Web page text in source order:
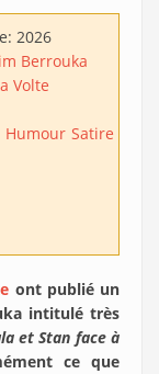
2026
Berrouka
Volte
Humour Satire
ont publié un
intitulé très
et Stan face à
ce que